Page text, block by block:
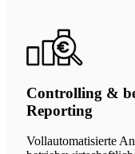
Controlling &
Reporting
Vollautomatisierte